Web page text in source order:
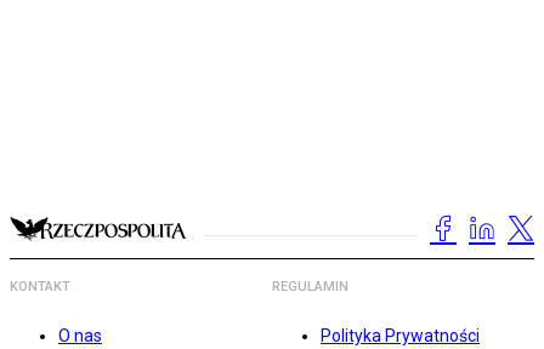
KONTAKT
O nas
REGULAMIN
Polityka Prywatności